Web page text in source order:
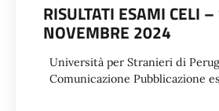
RISULTATI ESAMI CELI –
NOVEMBRE 2024
Università per Stranieri di
Comunicazione Pubblicazione